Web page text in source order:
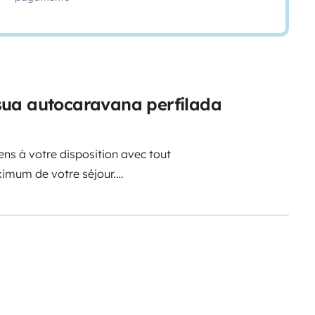
autocaravana perfilada
à votre disposition avec tout
de votre séjour.
et à gauche , radio ,
rideau intérieur , GPS sur
espace congélateur ,